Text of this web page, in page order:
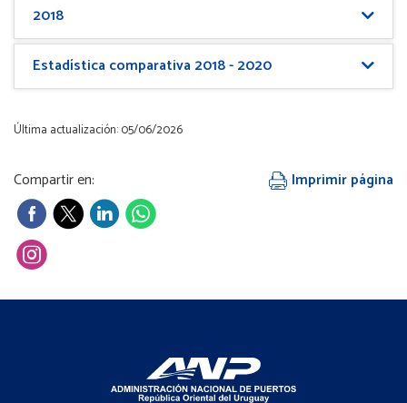
2018
Estadística comparativa 2018 - 2020
Última actualización: 05/06/2026
Compartir en: Imprimir página